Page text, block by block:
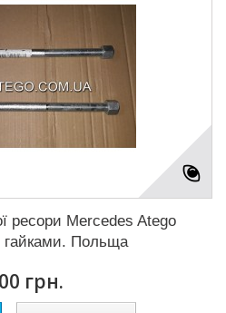
ресори Mercedes Atego
гайками. Польща
грн.